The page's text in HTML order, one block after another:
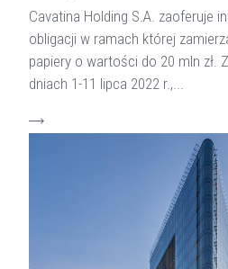
Cavatina Holding S.A. zaoferuje
obligacji w ramach której
papiery o wartości do 20 mln zł.
dniach 1-11 lipca 2022 r.,...
czytaj więcej